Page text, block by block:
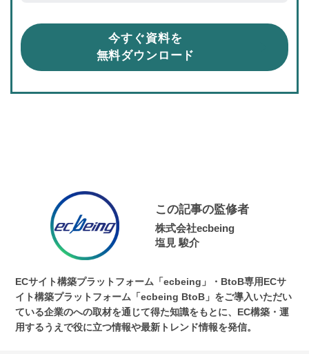
今すぐ資料を
無料ダウンロード
この記事の監修者
株式会社ecbeing
塩見 駿介
ECサイト構築プラットフォーム「ecbeing」・BtoB専用ECサ
イト構築プラットフォーム「ecbeing BtoB」をご導入いただい
ている企業のへの取材を通じて得た知識をもとに、EC構築・運
用するうえで役に立つ情報や最新トレンド情報を発信。